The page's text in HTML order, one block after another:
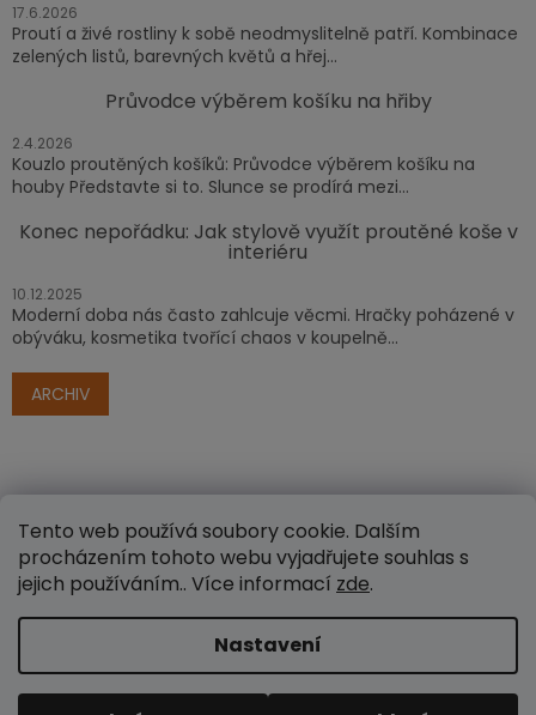
Tento web používá soubory cookie. Dalším
procházením tohoto webu vyjadřujete souhlas s
jejich používáním.. Více informací zde.
Nastavení
17.6.2026
Proutí a živé rostliny k sobě neodmyslitelně patří. Kombinace
zelených listů, barevných květů a hřej...
Průvodce výběrem košíku na hřiby
2.4.2026
Kouzlo proutěných košíků: Průvodce výběrem košíku na
houby Představte si to. Slunce se prodírá mezi...
Konec nepořádku: Jak stylově využít proutěné koše v
interiéru
10.12.2025
Moderní doba nás často zahlcuje věcmi. Hračky poházené v
obýváku, kosmetika tvořící chaos v koupelně...
ARCHIV
Copyright 2026www.e-proutenezbozi.cz. Všechna